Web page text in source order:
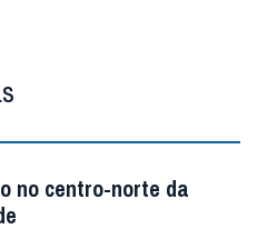
no centro-norte da